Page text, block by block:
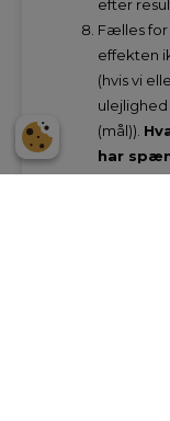
efter
Fælles
effekten
(hvis vi
ulejlighed
(mål)).
har